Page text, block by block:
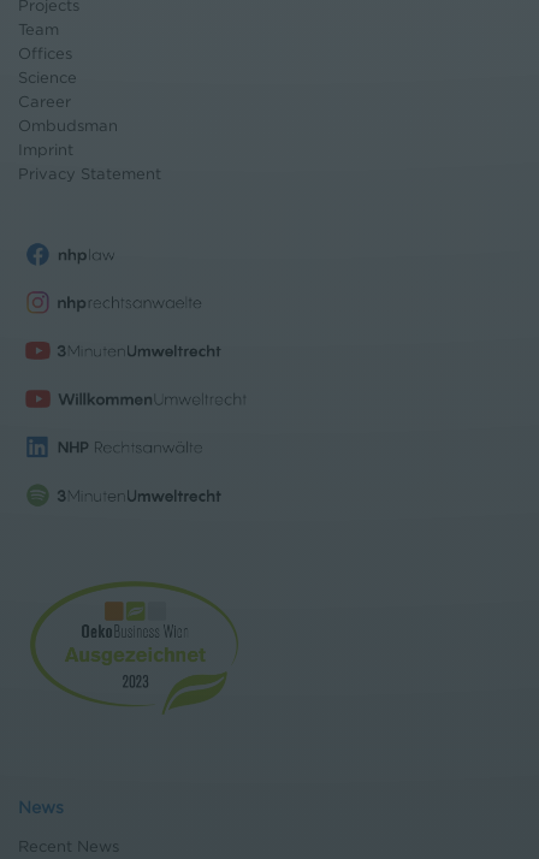
Projects
Team
Offices
Science
Career
Ombudsman
Imprint
Privacy Statement
News
Recent News